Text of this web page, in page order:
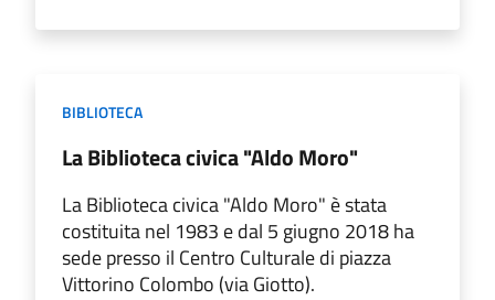
BIBLIOTECA
La Biblioteca civica "Aldo Moro"
La Biblioteca civica "Aldo Moro" è stata
costituita nel 1983 e dal 5 giugno 2018 ha
sede presso il Centro Culturale di piazza
Vittorino Colombo (via Giotto).